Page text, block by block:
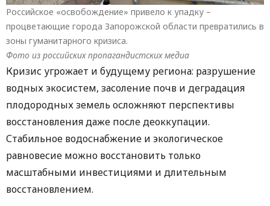
Российское «освобождение» привело к упадку –
процветающие города Запорожской области превратились в
зоны гуманитарного кризиса.
Фото из российских пропагандистских медиа
Кризис угрожает и будущему региона: разрушение
водных экосистем, засоление почв и деградация
плодородных земель осложняют перспективы
восстановления даже после деоккупации.
Стабильное водоснабжение и экологическое
равновесие можно восстановить только
масштабными инвестициями и длительным
восстановлением.